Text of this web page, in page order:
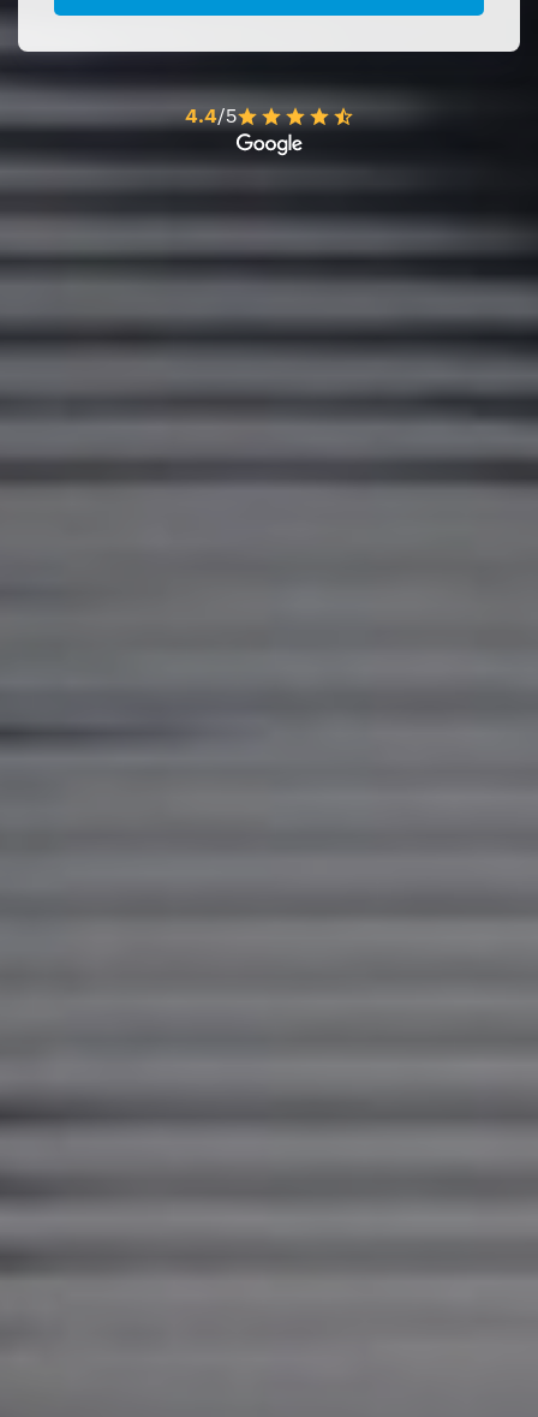
4.4/5